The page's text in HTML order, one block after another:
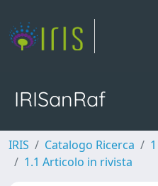
IRISanRaf
IRIS Catalogo Ricerca
1.1 Articolo in rivista